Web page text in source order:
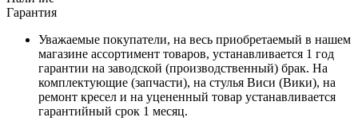
Гарантия
Уважаемые покупатели, на весь приобретаемый в нашем
магазине ассортимент товаров, устанавливается 1 год
гарантии на заводской (производственный) брак. На
комплектующие (запчасти), на стулья Виси (Вики), на
ремонт кресел и на уцененный товар устанавливается
гарантийный срок 1 месяц.